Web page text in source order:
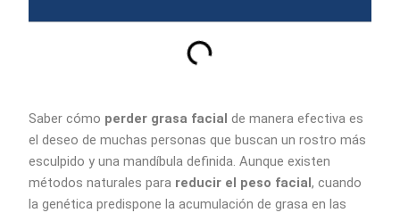
Saber cómo perder grasa facial de manera efectiva es
el deseo de muchas personas que buscan un rostro más
esculpido y una mandíbula definida. Aunque existen
métodos naturales para reducir el peso facial, cuando
la genética predispone la acumulación de grasa en las